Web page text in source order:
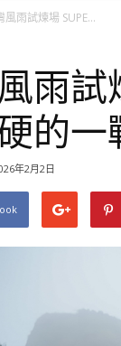
風雨試煉場 SUPE...
雨試
的一
年2月2日